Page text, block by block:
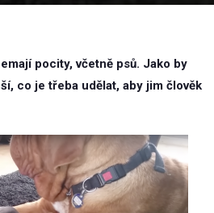
pocity, včetně psů. Jako by
co je třeba udělat, aby jim člověk